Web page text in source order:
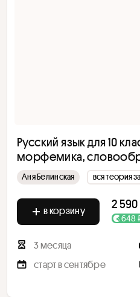
Русский язык для 10
морфемика,
Аня Белинская вся теория
в корзину 2 590
648
3 месяца
старт в сентябре